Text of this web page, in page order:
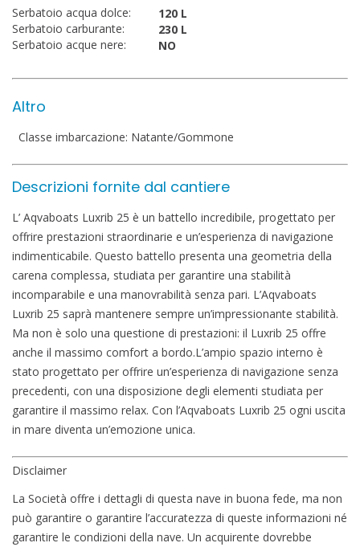
Serbatoio acqua dolce:
120 L
Serbatoio carburante:
230 L
Serbatoio acque nere:
NO
Altro
Classe imbarcazione: Natante/Gommone
Descrizioni fornite dal cantiere
L’ Aqvaboats Luxrib 25 è un battello incredibile, progettato per
offrire prestazioni straordinarie e un’esperienza di navigazione
indimenticabile. Questo battello presenta una geometria della
carena complessa, studiata per garantire una stabilità
incomparabile e una manovrabilità senza pari. L’Aqvaboats
Luxrib 25 saprà mantenere sempre un’impressionante stabilità.
Ma non è solo una questione di prestazioni: il Luxrib 25 offre
anche il massimo comfort a bordo.L’ampio spazio interno è
stato progettato per offrire un’esperienza di navigazione senza
precedenti, con una disposizione degli elementi studiata per
garantire il massimo relax. Con l’Aqvaboats Luxrib 25 ogni uscita
in mare diventa un’emozione unica.
Disclaimer
La Società offre i dettagli di questa nave in buona fede, ma non
può garantire o garantire l’accuratezza di queste informazioni né
garantire le condizioni della nave. Un acquirente dovrebbe